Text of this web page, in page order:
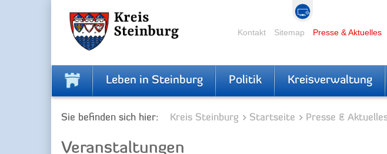
Kontakt Sitemap Presse & Aktuelles
Leben in Steinburg Politik Kreisverwaltung
Sie befinden sich hier: Kreis Steinburg Startseite Presse &
Veranstaltungen